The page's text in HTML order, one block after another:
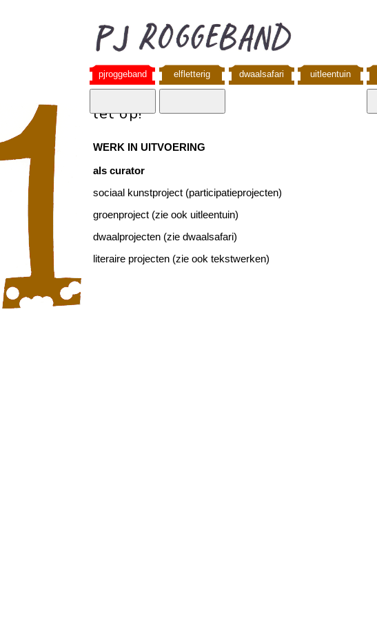
pjroggeband elfletterig dwaalsafari uitleentuin
let op!
WERK IN UITVOERING
als curator
sociaal kunstproject (participatieprojecten)
groenproject (zie ook uitleentuin)
dwaalprojecten (zie dwaalsafari)
literaire projecten (zie ook tekstwerken)